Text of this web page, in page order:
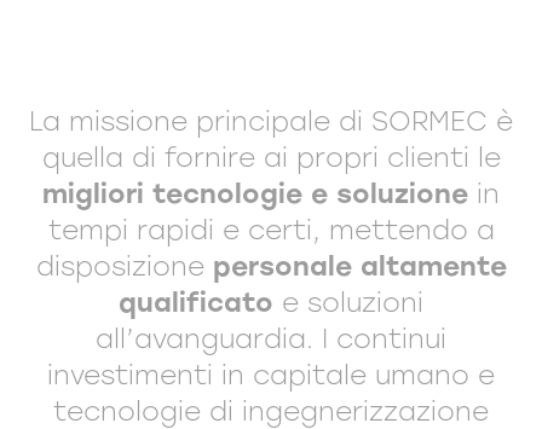
La missione principale di SORMEC è
quella di fornire ai propri clienti le
migliori tecnologie e soluzione in
tempi rapidi e certi, mettendo a
disposizione personale altamente
qualificato e soluzioni
all’avanguardia. I continui
investimenti in capitale umano e
tecnologie di ingegnerizzazione